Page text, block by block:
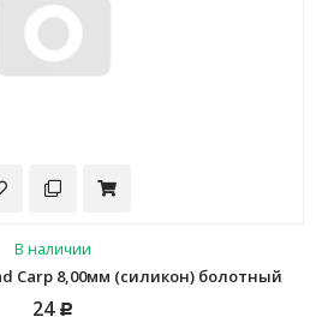
В наличии
Carp 8,00мм (силикон) болотный
24 Р